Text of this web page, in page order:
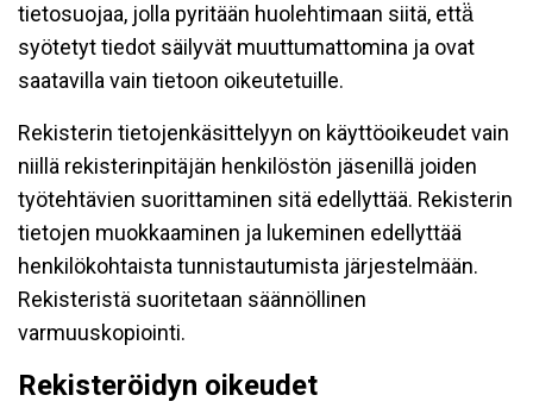
tietosuojaa, jolla pyritään huolehtimaan siitä, että̈
syötetyt tiedot säilyvät muuttumattomina ja ovat
saatavilla vain tietoon oikeutetuille.
Rekisterin tietojenkäsittelyyn on käyttöoikeudet vain
niillä rekisterinpitäjän henkilöstön jäsenillä joiden
työtehtävien suorittaminen sitä edellyttää. Rekisterin
tietojen muokkaaminen ja lukeminen edellyttää
henkilökohtaista tunnistautumista järjestelmään.
Rekisteristä suoritetaan säännöllinen
varmuuskopiointi.
Rekisteröidyn oikeudet